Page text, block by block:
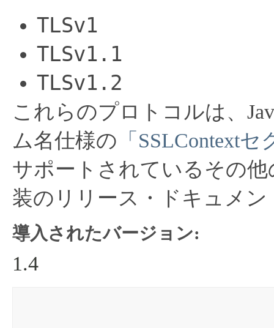
TLSv1
TLSv1.1
TLSv1.2
これらのプロトコルは、
ム名仕様の 「SSLContext
サポートされているその
装のリリース・ドキュメ
導入されたバージョン:
1.4